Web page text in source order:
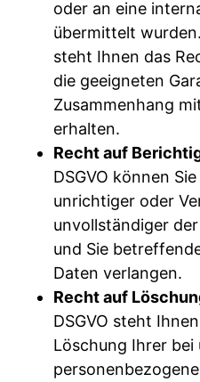
oder an eine
übermittelt
steht Ihnen das
die geeigneten
Zusammenhang
erhalten.
Recht auf
DSGVO können
unrichtiger oder
unvollständiger
und Sie
Daten verlangen.
Recht auf
DSGVO steht
Löschung Ihrer